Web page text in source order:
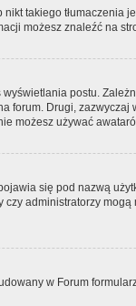
takiego tłumaczenia
możesz znaleźć na
postu.
forum. Drugi,
możesz używać
się pod nazwą
administratorzy
w Forum